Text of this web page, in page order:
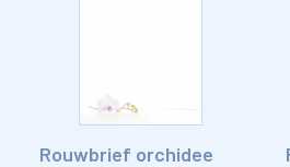
Rouwbrief orchidee